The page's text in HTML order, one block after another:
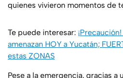
quienes vivieron momentos de
Te puede interesar:
amenazan HOY a Yucatán;
estas ZONAS
Pese a la emergencia, gracias a